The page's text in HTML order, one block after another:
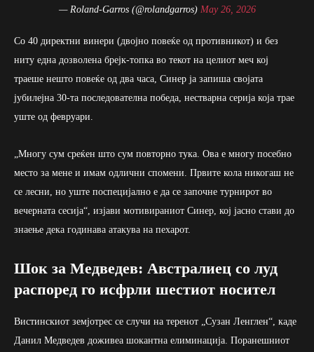
— Roland-Garros (@rolandgarros) May 26, 2026
Со 40 директни винери (двојно повеќе од противникот) и без
ниту една дозволена брејк-топка во текот на целиот меч кој
траеше нешто повеќе од два часа, Синер ја запиша својата
јубилејна 30-та последователна победа, нестварна серија која трае
уште од февруари.
„Многу сум среќен што сум повторно тука. Ова е многу посебно
место за мене и имам одлични спомени. Првите кола никогаш не
се лесни, но уште поспецијално е да се започне турнирот во
вечерната сесија“, изјави мотивираниот Синер, кој јасно стави до
знаење дека годинава атакува на пехарот.
Шок за Медведев: Австралиец со луд
распоред го исфрли шестиот носител
Вистинскиот земјотрес се случи на теренот „Сузан Ленглен“, каде
Данил Медведев доживеа шокантна елиминација. Поранешниот